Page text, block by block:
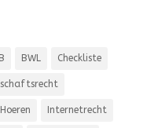
BWL Checkliste
Hoeren Internetrecht